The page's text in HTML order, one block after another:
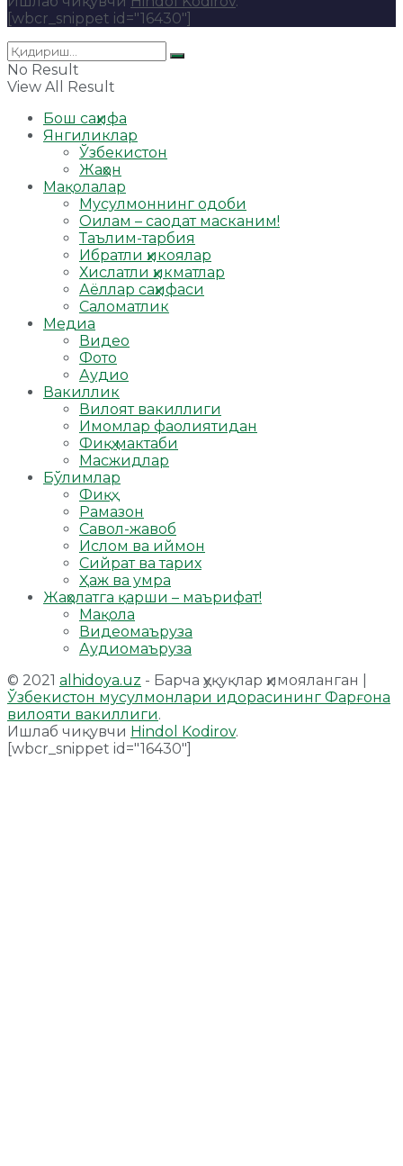
[wbcr_snippet id="16430"]
No Result
View All Result
Бош саҳифа
Янгиликлар
Ўзбекистон
Жаҳон
Мақолалар
Мусулмоннинг одоби
Оилам – саодат масканим!
Таълим-тарбия
Ибратли ҳикоялар
Хислатли ҳикматлар
Аёллар саҳифаси
Саломатлик
Медиа
Видео
Фото
Аудио
Вакиллик
Вилоят вакиллиги
Имомлар фаолиятидан
Фиқҳ мактаби
Масжидлар
Бўлимлар
Фиқҳ
Рамазон
Савол-жавоб
Ислом ва иймон
Сийрат ва тарих
Ҳаж ва умра
Жаҳолатга қарши – маърифат!
Мақола
Видеомаъруза
Аудиомаъруза
© 2021 alhidoya.uz - Барча ҳуқуқлар ҳимояланган |
Ўзбекистон мусулмонлари идорасининг Фарғона
вилояти вакиллиги.
Ишлаб чиқувчи Hindol Kodirov.
[wbcr_snippet id="16430"]